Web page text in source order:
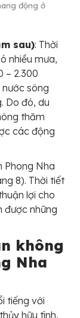
động ở
sau): Thời
nhiều mưa,
– 2.300
sông
Do đó, du
thăm
các động
Phong Nha
8). Thời tiết
lợi cho
được những
không
Nha
tiếng với
hữu tình,